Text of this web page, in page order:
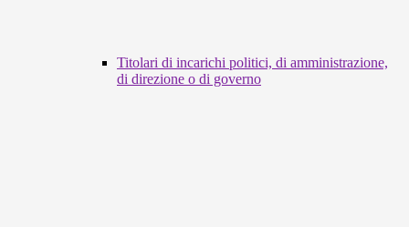
Titolari di incarichi politici, di amministrazione,
di direzione o di governo